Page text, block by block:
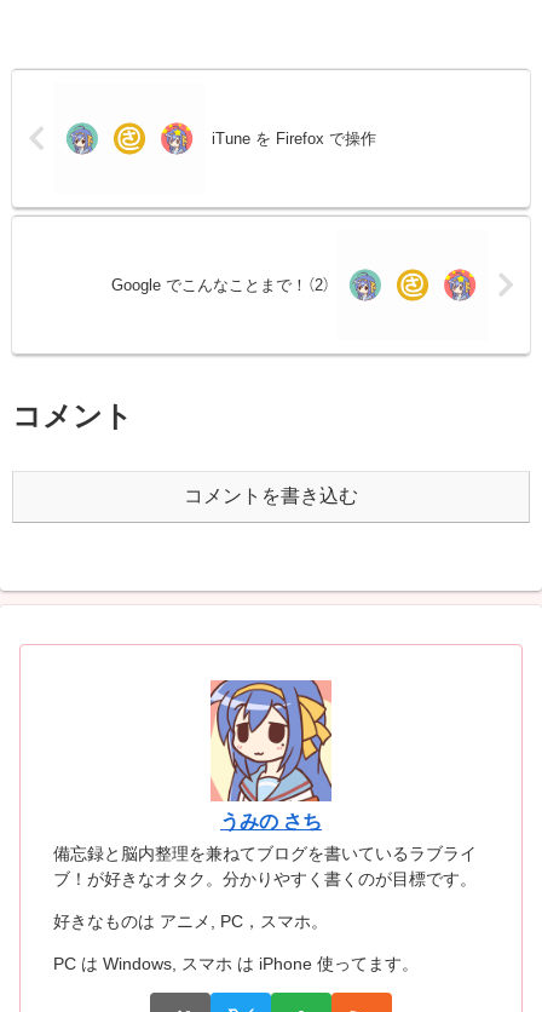
iTune を Firefox で操作
Google でこんなことまで！（2）
コメント
コメントを書き込む
うみの さち
備忘録と脳内整理を兼ねてブログを書いているラブライ
ブ！が好きなオタク。分かりやすく書くのが目標です。
好きなものは アニメ, PC，スマホ。
PC は Windows, スマホ は iPhone 使ってます。